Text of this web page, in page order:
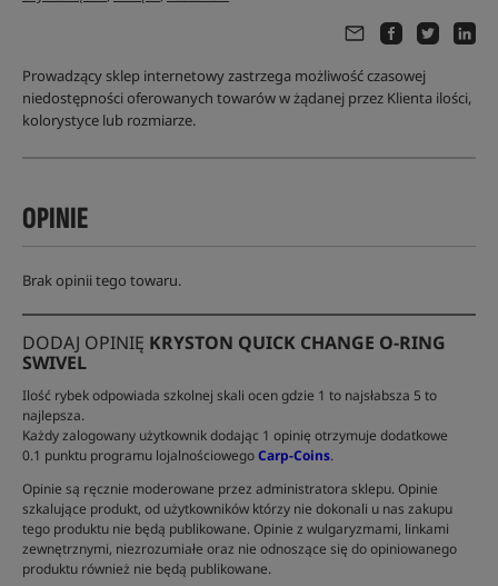
Prowadzący sklep internetowy zastrzega możliwość czasowej
niedostępności oferowanych towarów w żądanej przez Klienta ilości,
kolorystyce lub rozmiarze.
OPINIE
Brak opinii tego towaru.
DODAJ OPINIĘ KRYSTON QUICK CHANGE O-RING
SWIVEL
Ilość rybek odpowiada szkolnej skali ocen gdzie 1 to najsłabsza 5 to
najlepsza.
Każdy zalogowany użytkownik dodając 1 opinię otrzymuje dodatkowe
0.1 punktu programu lojalnościowegoCarp-Coins.
Opinie są ręcznie moderowane przez administratora sklepu. Opinie
szkalujące produkt, od użytkowników którzy nie dokonali u nas zakupu
tego produktu nie będą publikowane. Opinie z wulgaryzmami, linkami
zewnętrznymi, niezrozumiałe oraz nie odnoszące się do opiniowanego
produktu również nie będą publikowane.